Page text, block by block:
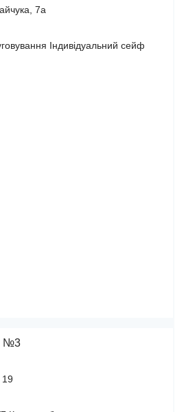
7а
Індивідуальний сейф
№3
19